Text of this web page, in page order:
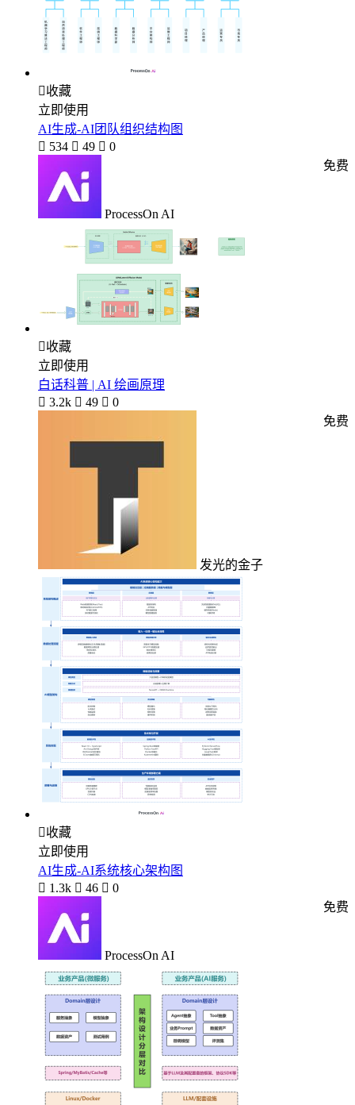
收藏
立即使用
AI生成-AI团队组织结构图
 534  49  0
ProcessOn AI
免费
收藏
立即使用
白话科普 | AI 绘画原理
 3.2k  49  0
发光的金子
免费
收藏
立即使用
AI生成-AI系统核心架构图
 1.3k  46  0
ProcessOn AI
免费